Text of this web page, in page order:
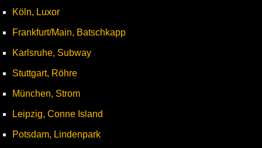
Köln, Luxor
Frankfurt/Main, Batschkapp
Karlsruhe, Subway
Stuttgart, Röhre
München, Strom
Leipzig, Conne Island
Potsdam, Lindenpark